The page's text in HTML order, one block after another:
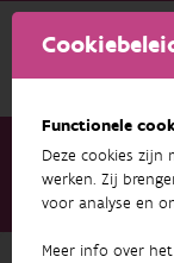
Functionele
Deze cookies zijn
werken. Zij
voor analyse en
Meer info over het
Over ons